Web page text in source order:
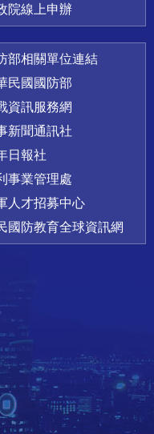
院線上申辦
部相關單位連結
民國國防部
資訊服務網
新聞通訊社
日報社
事業管理處
人才招募中心
國防教育全球資訊網